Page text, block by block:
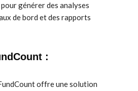
générer des analyses
de bord et des rapports
:
offre une solution